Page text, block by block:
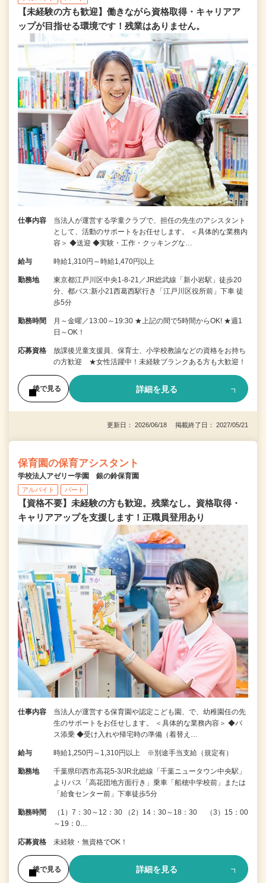
【未経験の方も歓迎】働きながら資格取得・キャリアア
ップが目指せる環境です！残業はありません。
仕事内容
当法人が運営する学童クラブで、担任の先生のアシスタント
として、活動のサポートをお任せします。 ＜具体的な業務内
容＞ ◆送迎 ◆実験・工作・クッキングな…
給与 時給1,310円～時給1,470円以上
勤務地
東京都江戸川区中央1-8-21／JR総武線「新小岩駅」徒歩20
分、都バス:新小21西葛西駅行き「江戸川区役所前」下車 徒
歩5分
勤務時間
月～金曜／13:00～19:30 ★上記の間で5時間からOK! ★週1
日～OK！
応募資格
放課後児童支援員、保育士、小学校教諭などの資格をお持ち
の方歓迎 ★女性活躍中！未経験ブランクある方も大歓迎！
後で見る 詳細を見る
更新日： 2026/06/18 掲載終了日： 2027/05/21
保育園の保育アシスタント
学校法人アゼリー学園 銀の鈴保育園
アルバイト パート
【資格不要】未経験の方も歓迎。残業なし。資格取得・
キャリアアップを支援します！正職員登用あり
仕事内容
当法人が運営する保育園や認定こども園、で、幼稚園任の先
生のサポートをお任せします。 ＜具体的な業務内容＞ ◆バ
ス添乗 ◆受け入れや帰宅時の準備（着替え…
給与 時給1,250円～1,310円以上 ※別途手当支給（規定有）
勤務地
千葉県印西市高花5-3/JR北総線「千葉ニュータウン中央駅」
よりバス「高花団地方面行き」乗車「船穂中学校前」または
「給食センター前」下車徒歩5分
勤務時間
（1）7：30～12：30 （2）14：30～18：30 （3）15：00
～19：0…
応募資格 未経験・無資格でOK！
後で見る 詳細を見る